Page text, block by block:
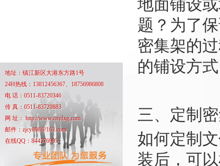
地址：镇江新区大港东方路1号
24H热线：13812456367、18756986808
电 话：0511-83720346
传 真：0511-83720883
网 址： http://www.cnyfxg.com
邮件：zjcy898@163.com
在线QQ：844576905
地面铺设
题？为了
密集架的
的铺设方
三、定制
如何定制
装后，可